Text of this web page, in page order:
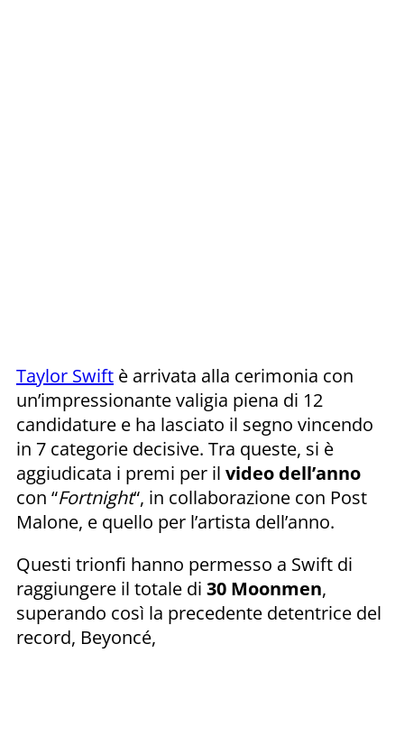
Taylor Swift è arrivata alla cerimonia con
un’impressionante valigia piena di 12
candidature e ha lasciato il segno vincendo
in 7 categorie decisive. Tra queste, si è
aggiudicata i premi per il video dell’anno
con “Fortnight“, in collaborazione con Post
Malone, e quello per l’artista dell’anno.
Questi trionfi hanno permesso a Swift di
raggiungere il totale di 30 Moonmen,
superando così la precedente detentrice del
record, Beyoncé,